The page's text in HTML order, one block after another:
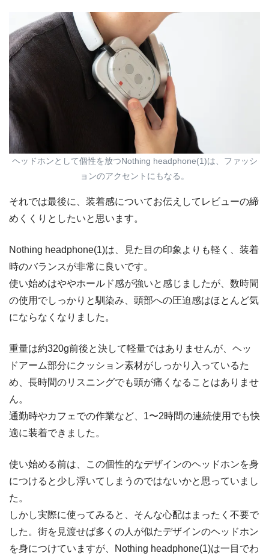
ヘッドホンとして個性を放つNothing headphone(1)は、ファッシ
ョンのアクセントにもなる。
それでは最後に、装着感についてお伝えしてレビューの締
めくくりとしたいと思います。
Nothing headphone(1)は、見た目の印象よりも軽く、装着
時のバランスが非常に良いです。
使い始めはややホールド感が強いと感じましたが、数時間
の使用でしっかりと馴染み、頭部への圧迫感はほとんど気
にならなくなりました。
重量は約320g前後と決して軽量ではありませんが、ヘッ
ドアーム部分にクッション素材がしっかり入っているた
め、長時間のリスニングでも頭が痛くなることはありませ
ん。
通勤時やカフェでの作業など、1〜2時間の連続使用でも快
適に装着できました。
使い始める前は、この個性的なデザインのヘッドホンを身
につけると少し浮いてしまうのではないかと思っていまし
た。
しかし実際に使ってみると、そんな心配はまったく不要で
した。街を見渡せば多くの人が似たデザインのヘッドホン
を身につけていますが、Nothing headphone(1)は一目でわ